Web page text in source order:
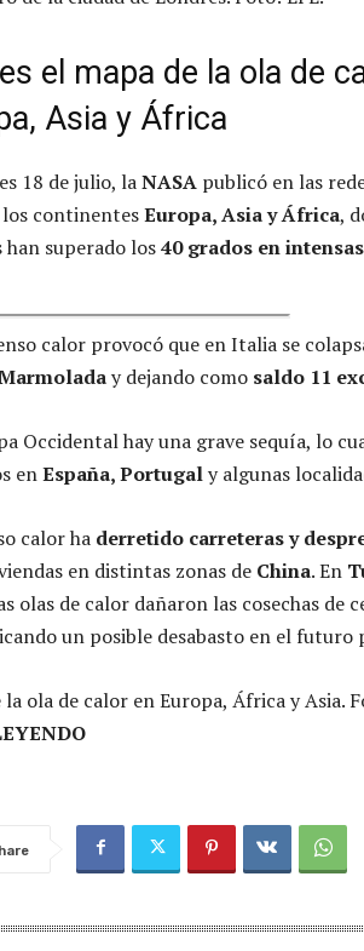
el mapa de la ola de
Asia y África
18 de julio, laNASA publicó en las
continentesEuropa, Asia y África,
han superado los40 grados en
calor provocó que en Italia se
y dejando como saldo 11
Occidental hay una grave sequía, lo
enEspaña, Portugaly algunas
calor ha derretido carreteras y
en distintas zonas de China. En
olas de calor dañaron las cosechas de
un posible desabasto en el futuro
la ola de calor en Europa, África y Asia.